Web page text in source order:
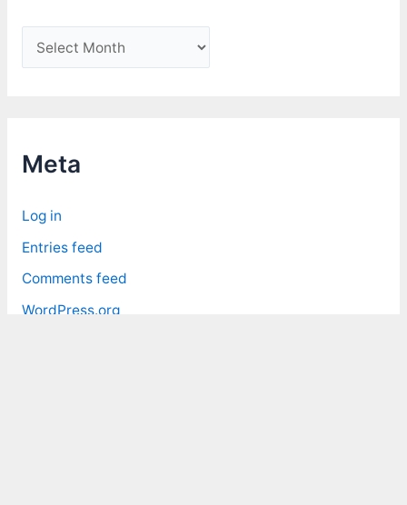
r
i
e
Meta
Log in
Entries feed
Comments feed
WordPress.org